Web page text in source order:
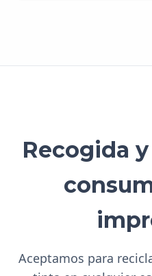
Recogida
Aceptamos para